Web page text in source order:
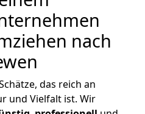
nach
das reich an
und Vielfalt ist. Wir